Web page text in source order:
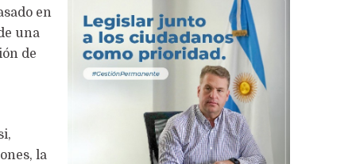
en
una
de
la